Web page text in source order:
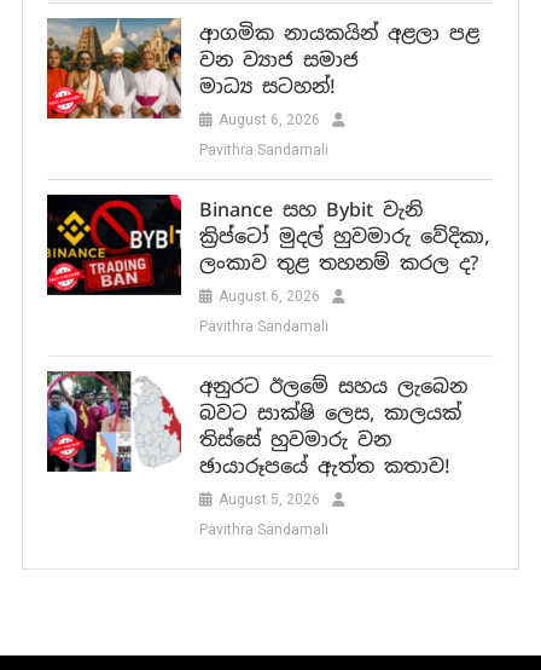
ආගමික නායකයින් අළලා පළ
වන ව්‍යාජ සමාජ
මාධ්‍ය සටහන්!
August 6, 2026
Pavithra Sandamali
Binance සහ Bybit වැනි
ක්‍රිප්ටෝ මුදල් හුවමාරු වේදිකා,
ලංකාව තුළ තහනම් කරල ද?
August 6, 2026
Pavithra Sandamali
අනුරට ඊලමේ සහය ලැබෙන
බවට සාක්ෂි ලෙස, කාලයක්
තිස්සේ හුවමාරු වන
ඡායාරූපයේ ඇත්ත කතාව!
August 5, 2026
Pavithra Sandamali